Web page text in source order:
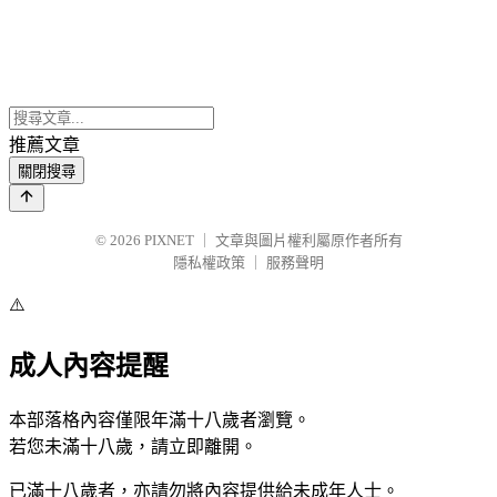
推薦文章
關閉搜尋
© 2026 PIXNET
文章與圖片權利屬原作者所有
隱私權政策
服務聲明
⚠️
成人內容提醒
本部落格內容僅限年滿十八歲者瀏覽。
若您未滿十八歲，請立即離開。
已滿十八歲者，亦請勿將內容提供給未成年人士。